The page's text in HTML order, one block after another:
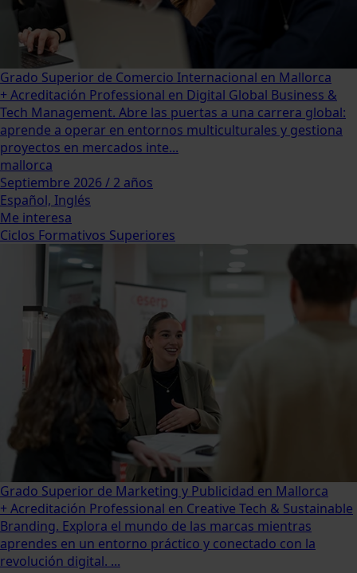
Grado Superior de Comercio Internacional en Mallorca
+ Acreditación Professional en Digital Global Business &
Tech Management. Abre las puertas a una carrera global:
aprende a operar en entornos multiculturales y gestiona
proyectos en mercados inte...
mallorca
Septiembre 2026 / 2 años
Español, Inglés
Me interesa
Ciclos Formativos Superiores
Grado Superior de Marketing y Publicidad en Mallorca
+ Acreditación Professional en Creative Tech & Sustainable
Branding. Explora el mundo de las marcas mientras
aprendes en un entorno práctico y conectado con la
revolución digital. ...